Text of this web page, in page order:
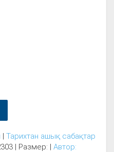
| Тарихтан ашық сабақтар
| Размер: | Автор: